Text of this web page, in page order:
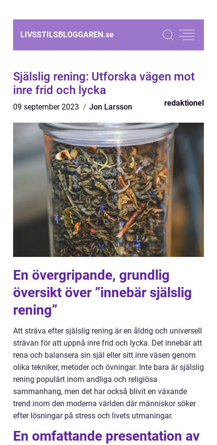
LIVSSTILSBLOGGAREN.se
Själslig rening: Utforska vägen mot
inre frid och lycka
09 september 2023 Jon Larsson redaktionel
En övergripande, grundlig
översikt över ”innebär själslig
rening”
Att sträva efter själslig rening är en åldrig och universell
strävan för att uppnå inre frid och lycka. Det innebär att
rena och balansera sin själ eller sitt inre väsen genom
olika tekniker, metoder och övningar. Inte bara är själslig
rening populärt inom andliga och religiösa
sammanhang, men det har också blivit en växande
trend inom den moderna världen där människor söker
efter lösningar på stress och livets utmaningar.
En omfattande presentation av